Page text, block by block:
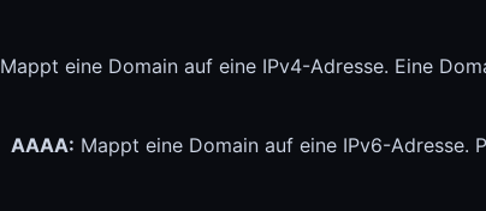
Mappt eine Domain auf eine IPv4-Adresse. Eine
AAAA: Mappt eine Domain auf eine IPv6-